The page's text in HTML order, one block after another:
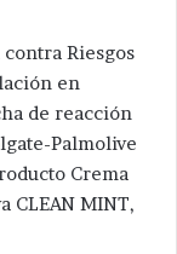
Riesgos
en
de reacción
Palmolive
Crema
CLEAN MINT,